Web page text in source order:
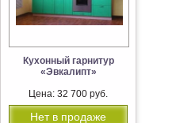
Кухонный гарнитур
«Эвкалипт»
Цена: 32 700 руб.
Нет в продаже